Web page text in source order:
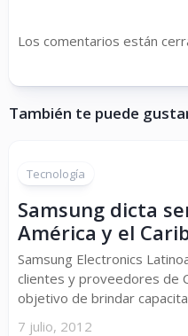
Los comentarios están
También te puede
Tecnología
Samsung dicta
América y el
Samsung Electronics
clientes y proveedores de
objetivo de brindar
7 julio, 2012